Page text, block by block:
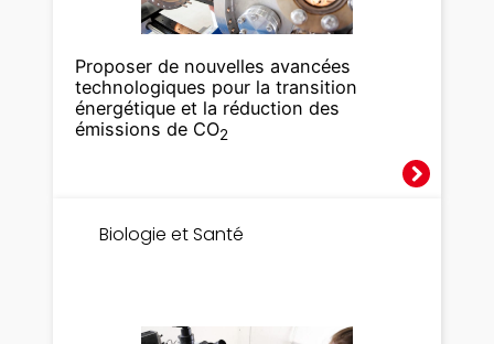
Proposer de nouvelles avancées
technologiques pour la transition
énergétique et la réduction des
émissions de CO2
Biologie et Santé